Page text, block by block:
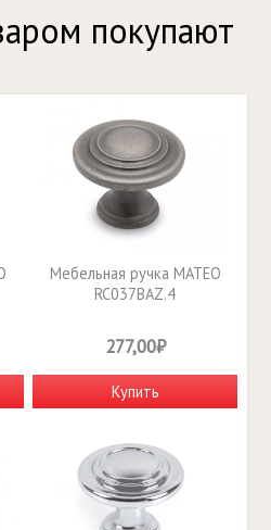
покупают
Мебельная ручка MATEO
RC037BAZ.4
277,00₽
Купить